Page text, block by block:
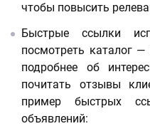
чтобы повысить
Быстрые ссылки
посмотреть каталог
подробнее об
почитать отзывы
пример быстрых
объявлений: